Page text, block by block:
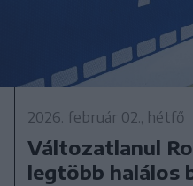
2026. február 02., hétfő
Változatlanul
legtöbb halálos